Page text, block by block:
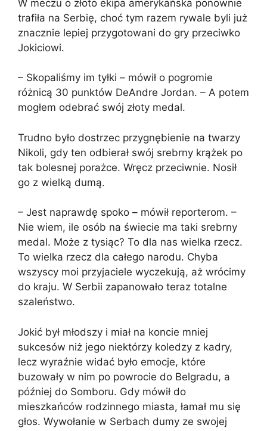
W meczu o złoto ekipa amerykańska ponownie
trafiła na Serbię, choć tym razem rywale byli już
znacznie lepiej przygotowani do gry przeciwko
Jokiciowi.
– Skopaliśmy im tyłki – mówił o pogromie
różnicą 30 punktów DeAndre Jordan. – A potem
mogłem odebrać swój złoty medal.
Trudno było dostrzec przygnębienie na twarzy
Nikoli, gdy ten odbierał swój srebrny krążek po
tak bolesnej porażce. Wręcz przeciwnie. Nosił
go z wielką dumą.
– Jest naprawdę spoko – mówił reporterom. –
Nie wiem, ile osób na świecie ma taki srebrny
medal. Może z tysiąc? To dla nas wielka rzecz.
To wielka rzecz dla całego narodu. Chyba
wszyscy moi przyjaciele wyczekują, aż wrócimy
do kraju. W Serbii zapanowało teraz totalne
szaleństwo.
Jokić był młodszy i miał na koncie mniej
sukcesów niż jego niektórzy koledzy z kadry,
lecz wyraźnie widać było emocje, które
buzowały w nim po powrocie do Belgradu, a
później do Somboru. Gdy mówił do
mieszkańców rodzinnego miasta, łamał mu się
głos. Wywołanie w Serbach dumy ze swojej